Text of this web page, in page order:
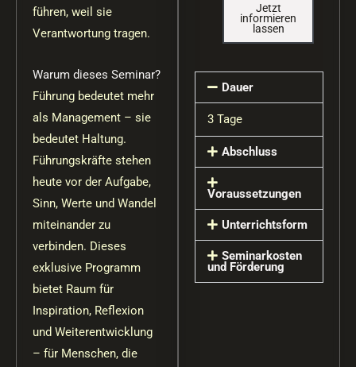
führen, weil sie
Verantwortung tragen.
Warum dieses Seminar?
Führung bedeutet mehr
als Management – sie
bedeutet Haltung.
Führungskräfte stehen
heute vor der Aufgabe,
Sinn, Werte und Wandel
miteinander zu
verbinden. Dieses
exklusive Programm
bietet Raum für
Inspiration, Reflexion
und Weiterentwicklung
– für Menschen, die
Jetzt
informieren
lassen
Dauer
3 Tage
Abschluss
Voraussetzungen
Unterrichtsform
Seminarkosten
und Förderung